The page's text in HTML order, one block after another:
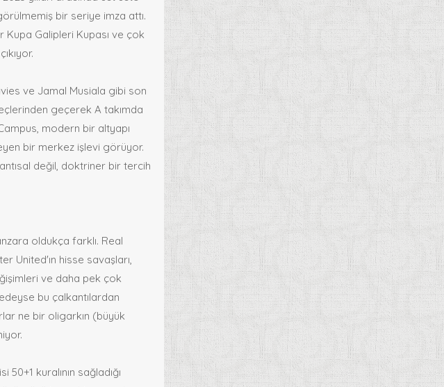
bir seriye imza attı.
Kupa Galipleri Kupası ve çok
ve Jamal Musiala gibi son
geçerek A takımda
modern bir altyapı
bir merkez işlevi görüyor.
değil, doktriner bir tercih
oldukça farklı. Real
United'ın hisse savaşları,
ve daha pek çok
bu çalkantılardan
ne bir oligarkın (büyük
kuralının sağladığı